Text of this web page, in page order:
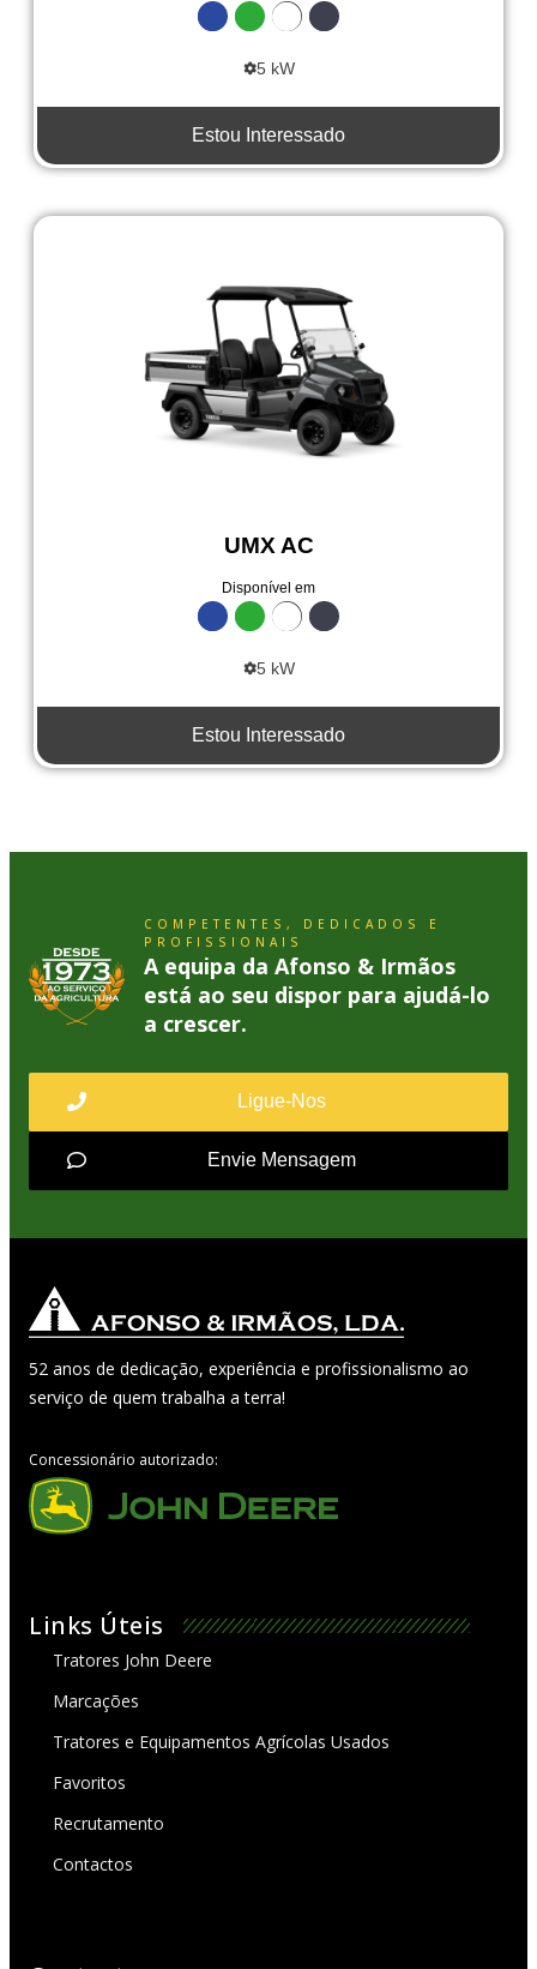
5 kW
Estou Interessado
UMX AC
Disponível em
5 kW
Estou Interessado
COMPETENTES, DEDICADOS E
PROFISSIONAIS
A equipa da Afonso & Irmãos
está ao seu dispor para ajudá-lo
a crescer.
Ligue-Nos
Envie Mensagem
52 anos de dedicação, experiência e profissionalismo ao
serviço de quem trabalha a terra!
Concessionário autorizado:
Links Úteis
Tratores John Deere
Marcações
Tratores e Equipamentos Agrícolas Usados
Favoritos
Recrutamento
Contactos